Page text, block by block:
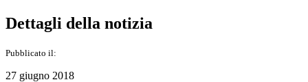
Dettagli della notizia
Pubblicato il:
27 giugno 2018